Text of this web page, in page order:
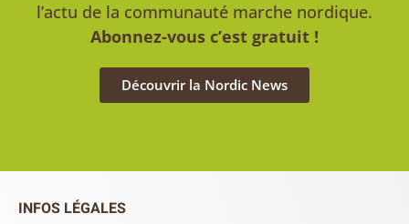
l’actu de la communauté marche nordique.
Abonnez-vous c’est gratuit !
Découvrir la Nordic News
INFOS LÉGALES